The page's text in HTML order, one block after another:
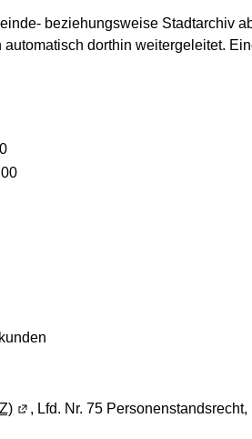
beziehungsweise Stadtarchiv
dorthin weitergeleitet.
geöffnet)
(Wird in einem neuen Fenster
, Lfd. Nr. 75 Personenstandsrecht,